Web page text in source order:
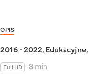
OPIS
2016 - 2022, Edukacyjne,
Full HD
8 min